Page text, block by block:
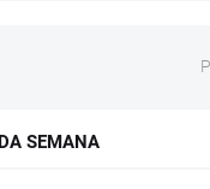
SEMANA